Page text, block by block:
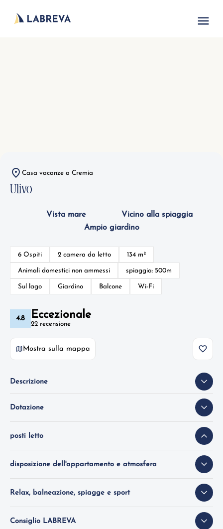
Casa vacanze a Cremia
Ulivo
Vista mare
Vicino alla spiaggia
Ampio giardino
6 Ospiti 2 camera da letto 134 m²
Animali domestici non ammessi spiaggia: 500m
Sul lago Giardino Balcone Wi-Fi
4.8 Eccezionale
22 recensione
Mostra sulla mappa
Descrizione
Dotazione
posti letto
disposizione dell'appartamento e atmosfera
Relax, balneazione, spiagge e sport
Consiglio LABREVA